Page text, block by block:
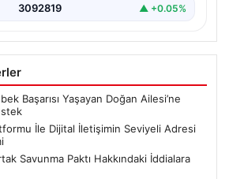
3092819 ▲ +0.05%
Başarısı Yaşayan Doğan Ailesi’ne
İle Dijital İletişimin Seviyeli Adresi
Savunma Paktı Hakkındaki İddialara